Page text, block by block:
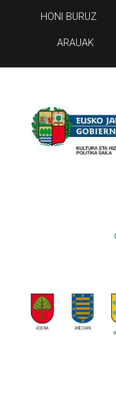
HONI BURUZ
ARAUAK